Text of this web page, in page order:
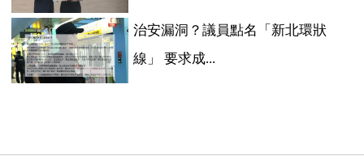
治安漏洞？議員點名「新北環狀
線」 要求成...